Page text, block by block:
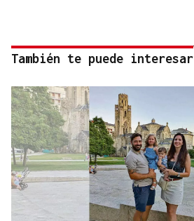
También te puede interesar